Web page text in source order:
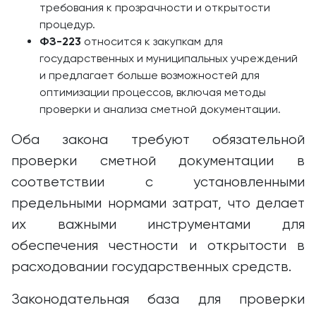
требования к прозрачности и открытости
процедур.
ФЗ-223 относится к закупкам для
государственных и муниципальных учреждений
и предлагает больше возможностей для
оптимизации процессов, включая методы
проверки и анализа сметной документации.
Оба закона требуют обязательной
проверки сметной документации в
соответствии с установленными
предельными нормами затрат, что делает
их важными инструментами для
обеспечения честности и открытости в
расходовании государственных средств.
Законодательная база для проверки